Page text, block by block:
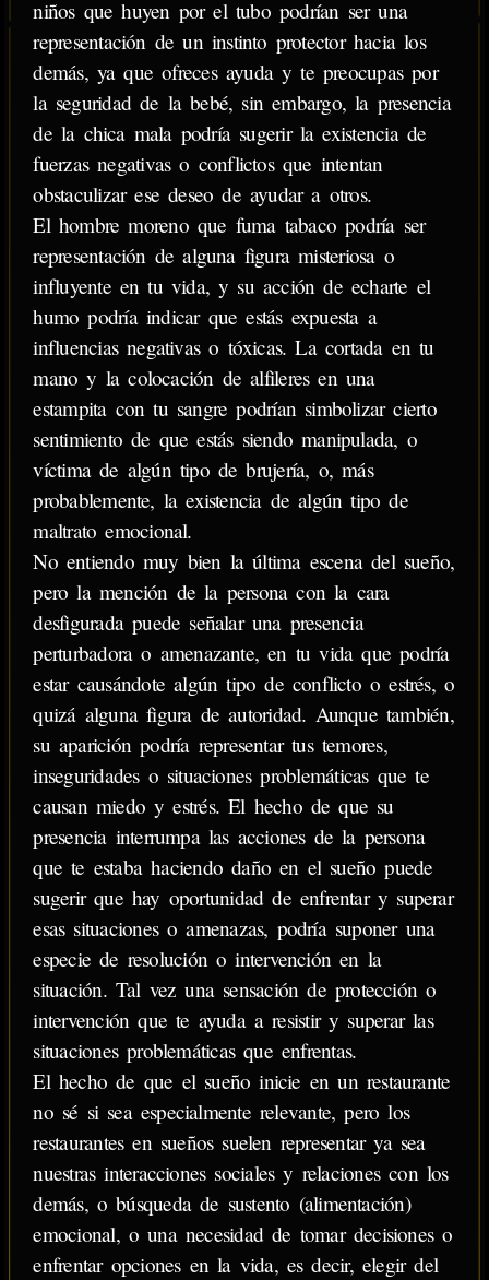
niños que huyen por el tubo podrían ser una
representación de un instinto protector hacia los
demás, ya que ofreces ayuda y te preocupas por
la seguridad de la bebé, sin embargo, la presencia
de la chica mala podría sugerir la existencia de
fuerzas negativas o conflictos que intentan
obstaculizar ese deseo de ayudar a otros.
El hombre moreno que fuma tabaco podría ser
representación de alguna figura misteriosa o
influyente en tu vida, y su acción de echarte el
humo podría indicar que estás expuesta a
influencias negativas o tóxicas. La cortada en tu
mano y la colocación de alfileres en una
estampita con tu sangre podrían simbolizar cierto
sentimiento de que estás siendo manipulada, o
víctima de algún tipo de brujería, o, más
probablemente, la existencia de algún tipo de
maltrato emocional.
No entiendo muy bien la última escena del sueño,
pero la mención de la persona con la cara
desfigurada puede señalar una presencia
perturbadora o amenazante, en tu vida que podría
estar causándote algún tipo de conflicto o estrés, o
quizá alguna figura de autoridad. Aunque también,
su aparición podría representar tus temores,
inseguridades o situaciones problemáticas que te
causan miedo y estrés. El hecho de que su
presencia interrumpa las acciones de la persona
que te estaba haciendo daño en el sueño puede
sugerir que hay oportunidad de enfrentar y superar
esas situaciones o amenazas, podría suponer una
especie de resolución o intervención en la
situación. Tal vez una sensación de protección o
intervención que te ayuda a resistir y superar las
situaciones problemáticas que enfrentas.
El hecho de que el sueño inicie en un restaurante
no sé si sea especialmente relevante, pero los
restaurantes en sueños suelen representar ya sea
nuestras interacciones sociales y relaciones con los
demás, o búsqueda de sustento (alimentación)
emocional, o una necesidad de tomar decisiones o
enfrentar opciones en la vida, es decir, elegir del